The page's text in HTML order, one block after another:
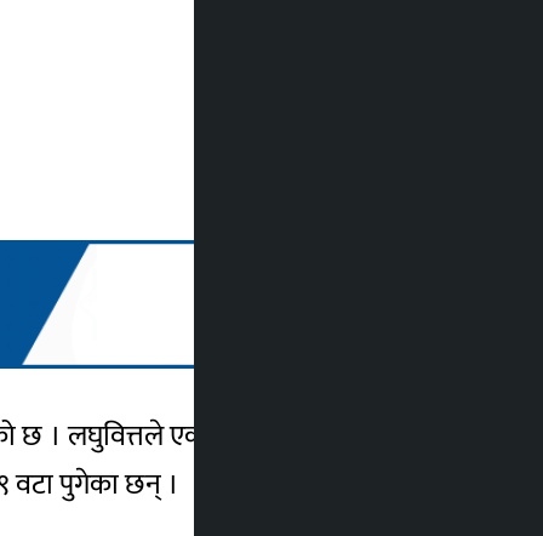
छ । लघुवित्तले एक कार्यक्रमकाबीच पोखराको
वटा पुगेका छन् ।